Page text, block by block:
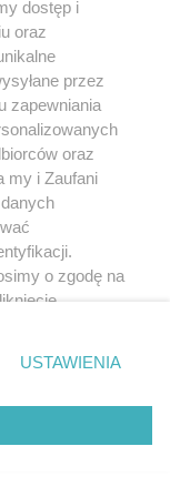
dostęp i
oraz
przez
zapewniania
oraz
my i Zaufani
o zgodę na
prywatności
zgody
takiemu
tylko
USTAWIENIA